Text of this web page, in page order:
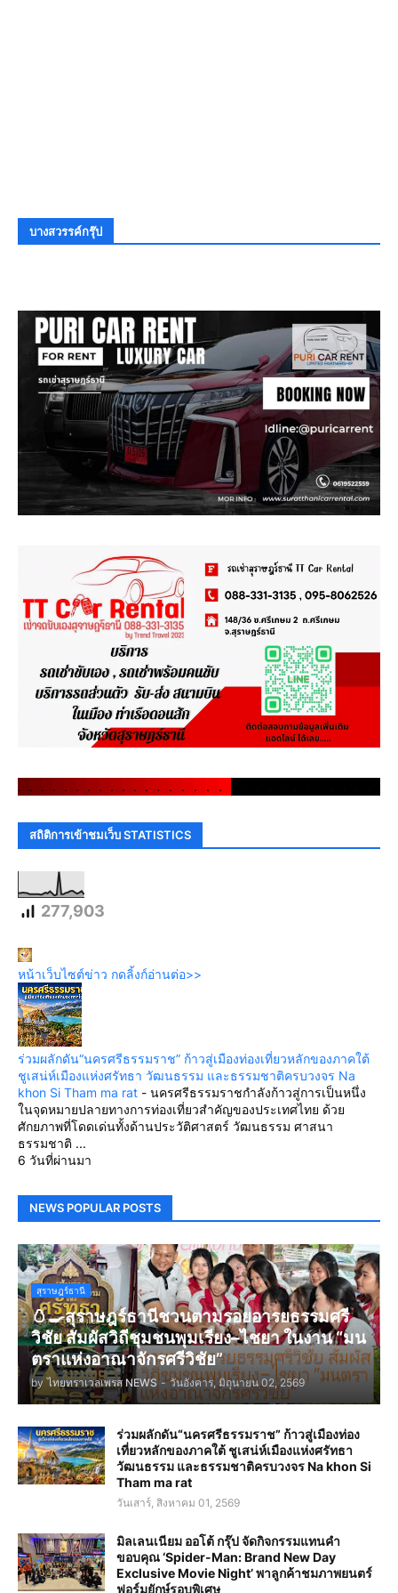
บางสวรรค์กรุ๊ป
. . . . . . . . . . . . . . . . . .
สถิติการเข้าชมเว็บ STATISTICS
277,903
หน้าเว็บไซต์ข่าว กดลิ้งก์อ่านต่อ>>
ร่วมผลักดัน“นครศรีธรรมราช” ก้าวสู่เมืองท่องเที่ยวหลักของภาคใต้
ชูเสน่ห์เมืองแห่งศรัทธา วัฒนธรรม และธรรมชาติครบวงจร Na
khon Si Tham ma rat - นครศรีธรรมราชกำลังก้าวสู่การเป็นหนึ่ง
ในจุดหมายปลายทางการท่องเที่ยวสำคัญของประเทศไทย ด้วย
ศักยภาพที่โดดเด่นทั้งด้านประวัติศาสตร์ วัฒนธรรม ศาสนา
ธรรมชาติ ...
6 วันที่ผ่านมา
NEWS POPULAR POSTS
สุราษฎร์ธานี
🥚🍳สุราษฎร์ธานีชวนตามรอยอารยธรรมศรี
วิชัย สัมผัสวิถีชุมชนพุมเรียง–ไชยา ในงาน “มน
ตราแห่งอาณาจักรศรีวิชัย”
by ไทยทราเวลเพรส NEWS - วันอังคาร, มิถุนายน 02, 2569
ร่วมผลักดัน“นครศรีธรรมราช” ก้าวสู่เมืองท่อง
เที่ยวหลักของภาคใต้ ชูเสน่ห์เมืองแห่งศรัทธา
วัฒนธรรม และธรรมชาติครบวงจร Na khon Si
Tham ma rat
วันเสาร์, สิงหาคม 01, 2569
มิลเลนเนียม ออโต้ กรุ๊ป จัดกิจกรรมแทนคำ
ขอบคุณ ‘Spider-Man: Brand New Day
Exclusive Movie Night’ พาลูกค้าชมภาพยนตร์
ฟอร์มยักษ์รอบพิเศษ